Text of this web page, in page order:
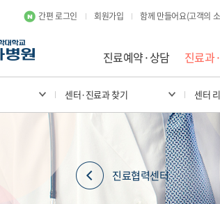
간편 로그인 회원가입 함께 만들어요(고객의
진료예약·상담 진료과
센터·진료과 찾기 센터
진료협력센터